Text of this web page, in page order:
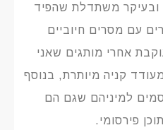
ובעיקר משתדלת שהפיד
עם מסרים חיוביים
אחרי מותגים שאני
קניה מיותרת, בנוסף
למיניהם שגם הם
פירסומי.